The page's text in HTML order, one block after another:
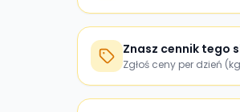
Znasz cennik tego
Zgłoś ceny per dzień